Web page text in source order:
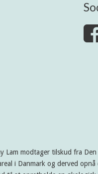
Lam modtager tilskud fra
i Danmark og derved